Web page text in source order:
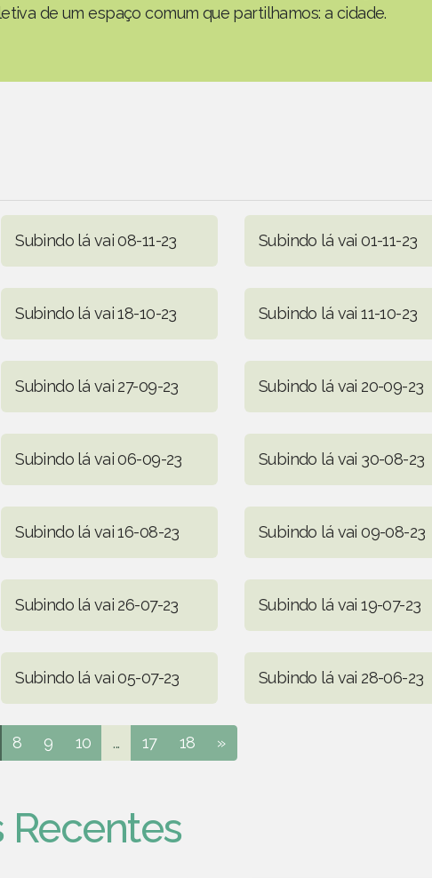
de um espaço comum que partilhamos: a cidade.
Subindo lá vai 08-11-23 Subindo lá vai 01-11-23
Subindo lá vai 18-10-23 Subindo lá vai 11-10-23
Subindo lá vai 27-09-23 Subindo lá vai 20-09-23
Subindo lá vai 06-09-23 Subindo lá vai 30-08-23
Subindo lá vai 16-08-23 Subindo lá vai 09-08-23
Subindo lá vai 26-07-23 Subindo lá vai 19-07-23
Subindo lá vai 05-07-23 Subindo lá vai 28-06-23
8 9 10 ... 17 18 »